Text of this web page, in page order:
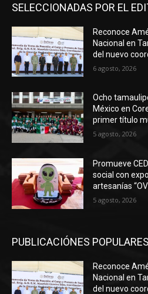
SELECCIONADAS POR EL
Reconoce
Nacional en
del nuevo
6 agosto, 2026
Ocho
México en
primer título
5 agosto, 2026
Promueve
social con
artesanías
5 agosto, 2026
PUBLICACIÓNES POPULARES
Reconoce
Nacional en
del nuevo